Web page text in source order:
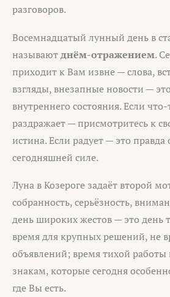
разговоров.
Восемнадцатый лунный день в
называютднём-отражением.
приходит к Вам извне — слова,
взгляды, внезапные новости —
внутреннего состояния. Если
раздражает — присмотритесь к
истина. Если радует — это
сегодняшней силе.
Луна в Козероге задаёт второй
собранность, серьёзность,
день широких жестов — это день
время для крупных решений, не
объявлений; время тихой
знакам, которые сегодня
где Вы есть.